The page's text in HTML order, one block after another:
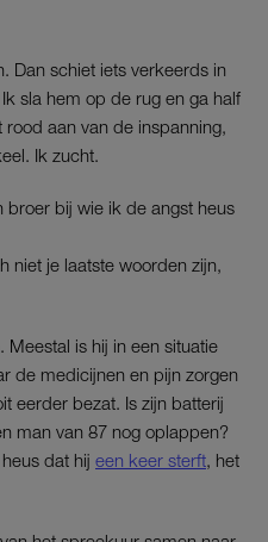
Dan schiet iets verkeerds in
sla hem op de rug en ga half
aan van de inspanning,
Ik zucht.
broer bij wie ik de angst heus
niet je laatste woorden zijn,
Meestal is hij in een situatie
de medicijnen en pijn zorgen
eerder bezat. Is zijn batterij
man van 87 nog oplappen?
dat hij een keer sterft, het